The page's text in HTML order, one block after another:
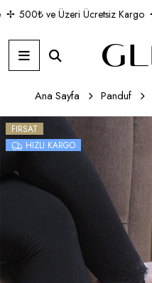
500₺ ve Üzeri Ücretsiz Kargo
Ana Sayfa Panduf
FIRSAT
HIZLI KARGO